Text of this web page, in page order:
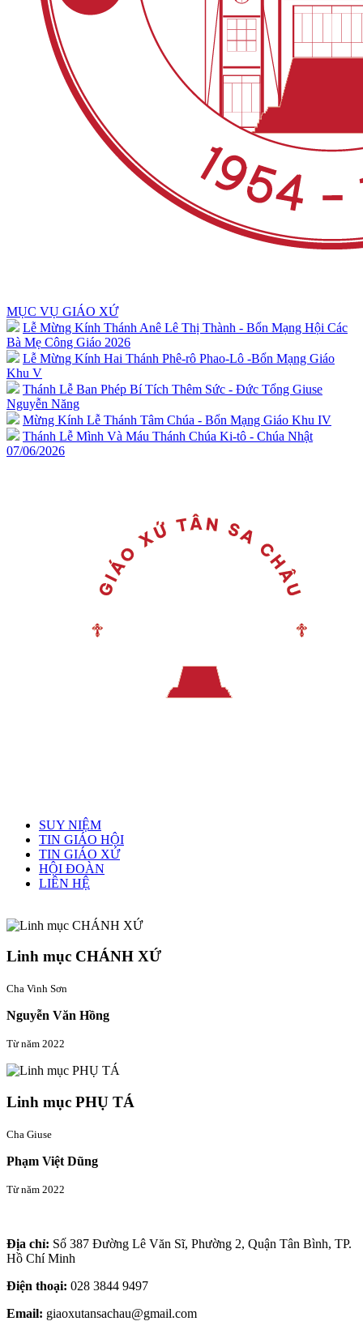
MỤC VỤ GIÁO XỨ
Lễ Mừng Kính Thánh Anê Lê Thị Thành - Bổn Mạng Hội Các
Bà Mẹ Công Giáo 2026
Lễ Mừng Kính Hai Thánh Phê-rô Phao-Lô -Bổn Mạng Giáo
Khu V
Thánh Lễ Ban Phép Bí Tích Thêm Sức - Đức Tổng Giuse
Nguyễn Năng
Mừng Kính Lễ Thánh Tâm Chúa - Bổn Mạng Giáo Khu IV
Thánh Lễ Mình Và Máu Thánh Chúa Ki-tô - Chúa Nhật
07/06/2026
SUY NIỆM
TIN GIÁO HỘI
TIN GIÁO XỨ
HỘI ĐOÀN
LIÊN HỆ
Linh mục CHÁNH XỨ
Cha Vinh Sơn
Nguyễn Văn Hồng
Từ năm 2022
Linh mục PHỤ TÁ
Cha Giuse
Phạm Việt Dũng
Từ năm 2022
Địa chỉ: Số 387 Đường Lê Văn Sĩ, Phường 2, Quận Tân Bình, TP.
Hồ Chí Minh
Điện thoại: 028 3844 9497
Email: giaoxutansachau@gmail.com